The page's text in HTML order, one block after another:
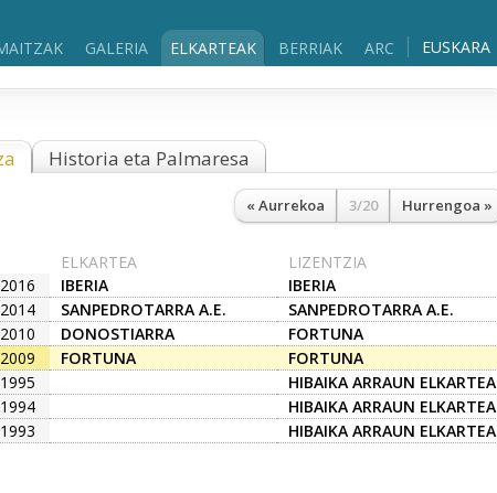
GALERIA ELKARTEAK BERRIAK ARC EUSKARA
Historia eta Palmaresa
« Aurrekoa 3/20 Hurrengoa »
ELKARTEA
LIZENTZIA
2016
IBERIA
IBERIA
2014
SANPEDROTARRA A.E.
SANPEDROTARRA A.E.
2010
DONOSTIARRA
FORTUNA
2009
FORTUNA
FORTUNA
1995
HIBAIKA ARRAUN ELKARTEA
1994
HIBAIKA ARRAUN ELKARTEA
1993
HIBAIKA ARRAUN ELKARTEA